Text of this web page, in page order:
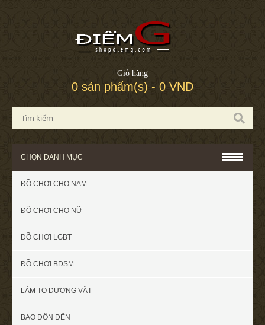
Giỏ hàng
0 sản phẩm(s) - 0 VND
CHỌN DANH MỤC
ĐỒ CHƠI CHO NAM
ĐỒ CHƠI CHO NỮ
ĐỒ CHƠI LGBT
ĐỒ CHƠI BDSM
LÀM TO DƯƠNG VẬT
BAO ĐÔN DÊN